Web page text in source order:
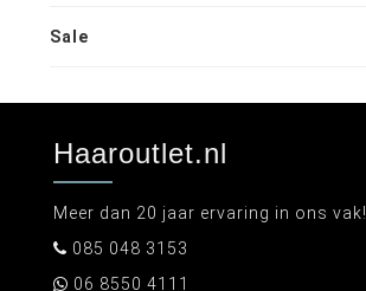
Sale
Haaroutlet.nl
Meer dan 20 jaar ervaring in ons vak!
085 048 3153
06 8550 4111